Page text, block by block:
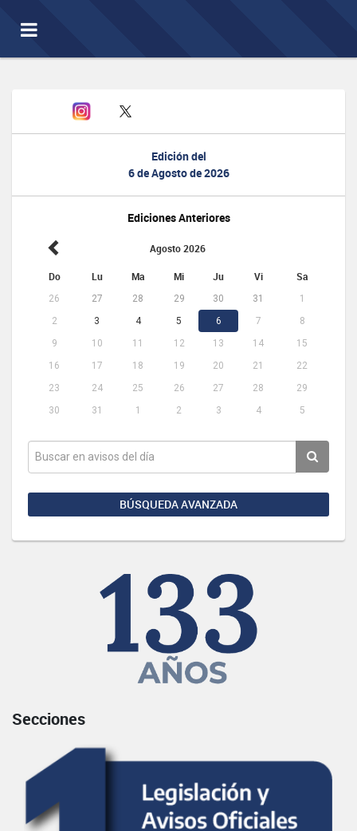
Toggle
navigation
Edición del
6 de Agosto de 2026
Ediciones Anteriores
Agosto 2026
Do Lu Ma Mi Ju Vi Sa
26 27 28 29 30 31
1
2
3 4 5 6 7
8
9
10 11 12 13 14
15
16
17 18 19 20 21
22
23
24 25 26 27 28
29
30
31 1 2 3 4 5
BÚSQUEDA AVANZADA
Secciones